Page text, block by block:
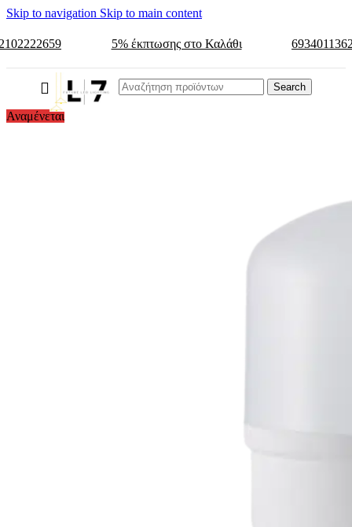
Skip to navigation Skip to main content
5% έκπτωσης στο Καλάθι
Search
Αναμένεται